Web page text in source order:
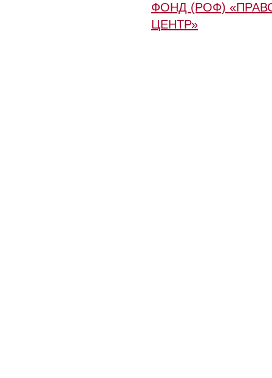
ФОНД (РОФ)
ЦЕНТР»